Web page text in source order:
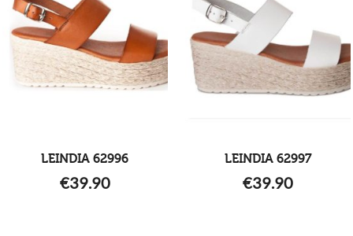
LEINDIA 62996
€39.90
LEINDIA 62997
€39.90